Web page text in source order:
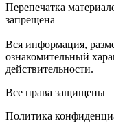
Перепечатка
запрещена
Вся информация,
ознакомительный
действительности.
Все права защищены
Политика